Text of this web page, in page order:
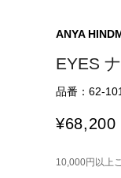
ANYA
EYES
品番：62-
¥68,200
10,000円以上